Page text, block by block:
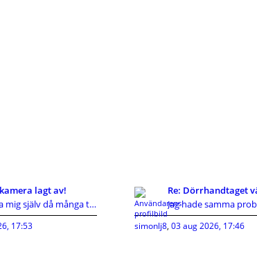
lagt av!
Kan svara mig själv då många tyvärr inte gör det d
17:53
Re: Dörrhandtaget
simonlj8, 03 aug 2026, 17:46